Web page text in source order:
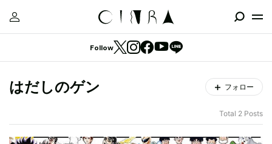
Follow
はだしのゲン フォロー
Total 2 Posts